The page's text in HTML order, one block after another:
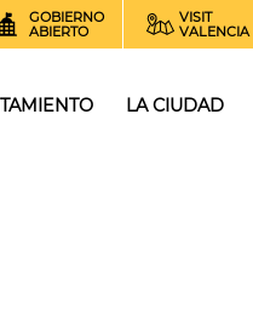
GOBIERNO
ABIERTO
VISIT
VALENCIA
LA CIUDAD